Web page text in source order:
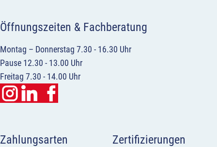
Öffnungszeiten & Fachberatung
Montag – Donnerstag 7.30 - 16.30 Uhr
Pause 12.30 - 13.00 Uhr
Freitag 7.30 - 14.00 Uhr
Zahlungsarten Zertifizierungen